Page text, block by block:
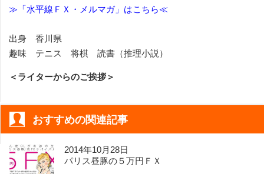
≫「水平線ＦＸ・メルマガ」はこちら≪
出身 香川県
趣味 テニス 将棋 読書（推理小説）
＜ライターからのご挨拶＞
おすすめの関連記事
2014年10月28日
パリス昼豚の５万円ＦＸ